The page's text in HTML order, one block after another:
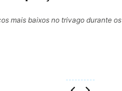
mais baixos no trivago durante